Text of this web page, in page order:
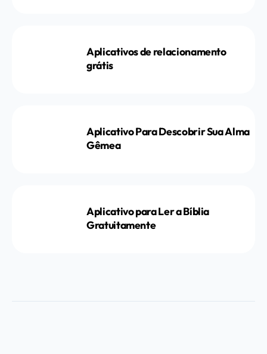
Aplicativos de relacionamento
grátis
Aplicativo Para Descobrir Sua Alma
Gêmea
Aplicativo para Ler a Bíblia
Gratuitamente